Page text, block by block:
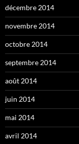
décembre 2014
novembre 2014
octobre 2014
septembre 2014
août 2014
juin 2014
mai 2014
avril 2014